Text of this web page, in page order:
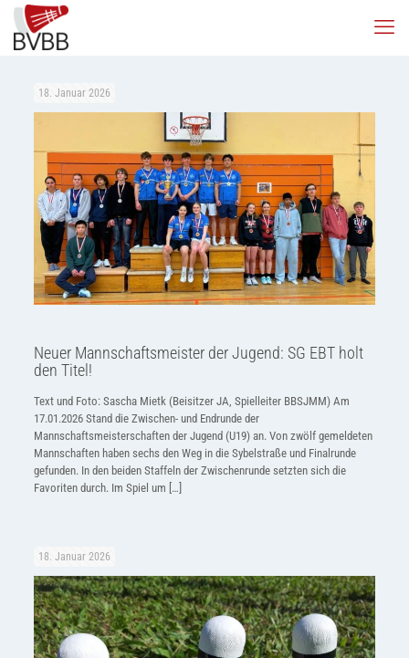
18. Januar 2026
Neuer Mannschaftsmeister der Jugend: SG EBT holt
den Titel!
Text und Foto: Sascha Mietk (Beisitzer JA, Spielleiter BBSJMM) Am
17.01.2026 Stand die Zwischen- und Endrunde der
Mannschaftsmeisterschaften der Jugend (U19) an. Von zwölf gemeldeten
Mannschaften haben sechs den Weg in die Sybelstraße und Finalrunde
gefunden. In den beiden Staffeln der Zwischenrunde setzten sich die
Favoriten durch. Im Spiel um […]
18. Januar 2026